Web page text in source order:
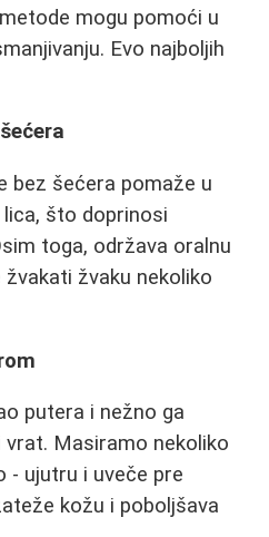
mogu pomoći u
Evo najboljih
bez šećera pomaže u
što doprinosi
toga, održava oralnu
žvaku nekoliko
putera i nežno ga
vrat. Masiramo nekoliko
- ujutru i uveče pre
kožu i poboljšava